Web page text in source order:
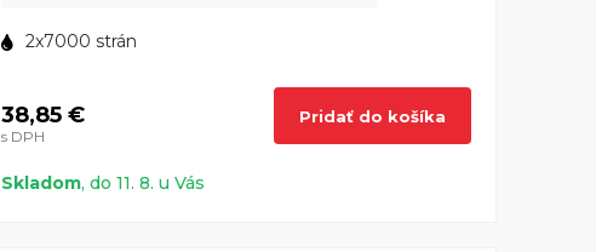
2x7000 strán
38,85 €
s DPH
Pridať do košíka
Skladom, do 11. 8. u Vás